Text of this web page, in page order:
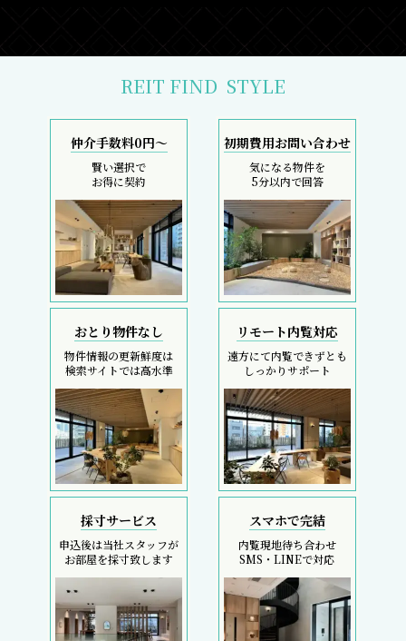
REIT FIND STYLE
仲介手数料0円～
賢い選択で
お得に契約
初期費用お問い合わせ
気になる物件を
5分以内で回答
おとり物件なし
物件情報の更新鮮度は
検索サイトでは高水準
リモート内覧対応
遠方にて内覧できずとも
しっかりサポート
採寸サービス
申込後は当社スタッフが
お部屋を採寸致します
スマホで完結
内覧現地待ち合わせ
SMS・LINEで対応